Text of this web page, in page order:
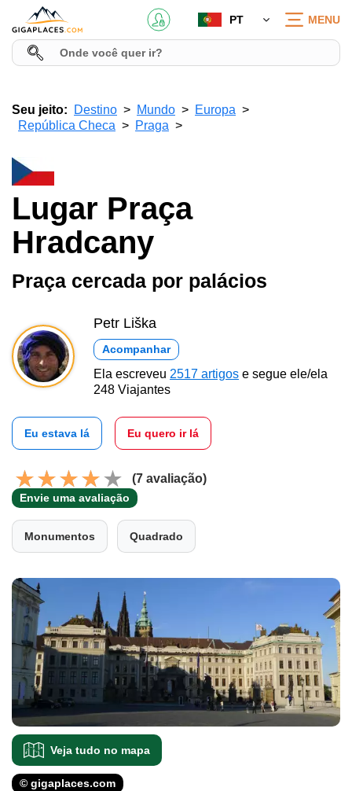
PT MENU
Seu jeito: Destino Mundo
Europa
República Checa
Praga
Lugar Praça
Hradcany
Praça cercada por palácios
Petr Liška
Acompanhar
Ela escreveu 2517 artigos e segue ele/ela
248 Viajantes
Eu estava lá Eu quero ir lá
(7 avaliação)
Envie uma avaliação
Monumentos Quadrado
Veja tudo no mapa
© gigaplaces.com